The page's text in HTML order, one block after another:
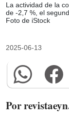
La actividad de la
de -2,7 %, el
Foto de iStock
2025-06-13
Por